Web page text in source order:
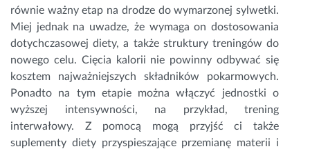
równie ważny etap na drodze do wymarzonej sylwetki.
Miej jednak na uwadze, że wymaga on dostosowania
dotychczasowej diety, a także struktury treningów do
nowego celu. Cięcia kalorii nie powinny odbywać się
kosztem najważniejszych składników pokarmowych.
Ponadto na tym etapie można włączyć jednostki o
wyższej intensywności, na przykład, trening
interwałowy. Z pomocą mogą przyjść ci także
suplementy diety przyspieszające przemianę materii i